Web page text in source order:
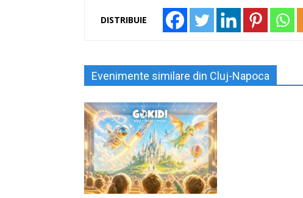
DISTRIBUIE
Evenimente similare din Cluj-Napoca